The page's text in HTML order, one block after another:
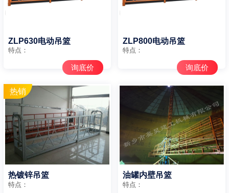
ZLP630电动吊篮
特点：
询底价
ZLP800电动吊篮
特点：
询底价
热镀锌吊篮
特点：
油罐内壁吊篮
特点：